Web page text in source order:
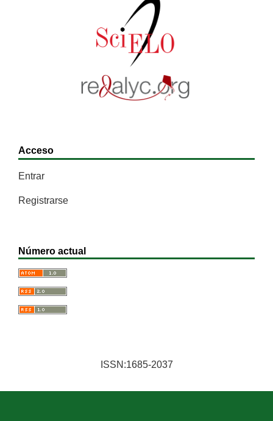
Acceso
Entrar
Registrarse
Número actual
ISSN:1685-2037